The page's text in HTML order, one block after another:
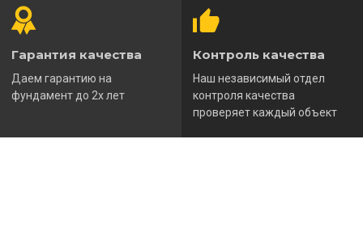
Гарантия качества
Даем гарантию на
фундамент до 2х лет
Контроль качества
Наш независимый отдел
контроля качества
проверяет каждый объект